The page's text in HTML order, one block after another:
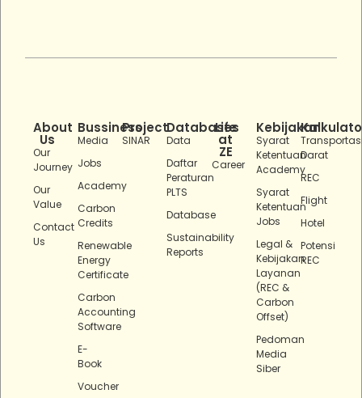
About
Us
Our
Journey
Our
Value
Contact
Us
Bussiness
Media
Jobs
Academy
Carbon
Credits
Renewable
Energy
Certificate
Carbon
Accounting
Software
E-
Book
Voucher
Project
SINAR
Databases
Data
Daftar
Peraturan
PLTS
Database
Sustainability
Reports
Life
at
ZE
Career
Kebijakan
Syarat
Ketentuan
Academy
Syarat
Ketentuan
Jobs
Legal &
Kebijakan
Layanan
(REC &
Carbon
Offset)
Pedoman
Media
Siber
Darat
REC
Flight
Hotel
Potensi
REC